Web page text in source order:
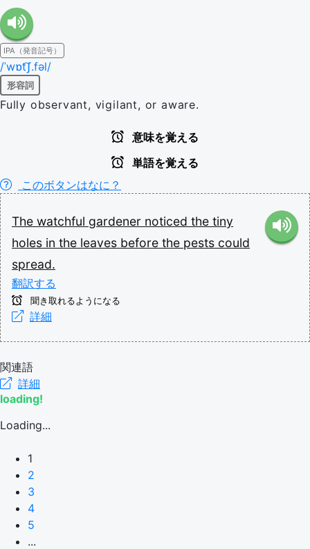
IPA（発音記号）
/ˈwɒt͡ʃ.fəl/
形容詞
Fully observant, vigilant, or aware.
意味を覚える
単語を覚える
このボタンはなに？
The watchful gardener noticed the tiny
holes in the leaves before the pests could
spread.
翻訳する
聞き取れるようになる
詳細
関連語
詳細
loading!
Loading...
1
2
3
4
5
...